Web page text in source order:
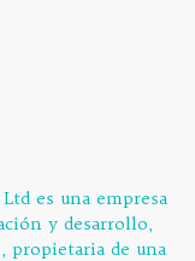
es una empresa
y desarrollo,
propietaria de una